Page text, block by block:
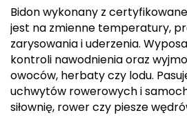
Deuter
Dolomite
E
EISBAR
Bidon wykonany z
jest na zmienne temperatury,
zarysowania i uderzenia.
kontroli nawodnienia oraz
owoców, herbaty czy lodu.
uchwytów rowerowych i
siłownię, rower czy piesze